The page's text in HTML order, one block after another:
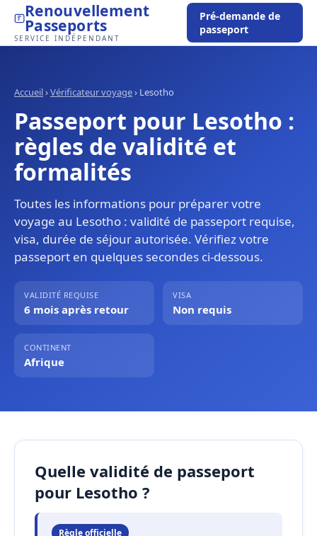
Renouvellement
Passeports
SERVICE INDÉPENDANT
Pré-demande de
passeport
Accueil›Vérificateur voyage› Lesotho
Passeport pour Lesotho :
règles de validité et
formalités
Toutes les informations pour préparer votre
voyage au Lesotho : validité de passeport requise,
visa, durée de séjour autorisée. Vérifiez votre
passeport en quelques secondes ci-dessous.
VALIDITÉ REQUISE
6 mois après retour
VISA
Non requis
CONTINENT
Afrique
Quelle validité de passeport
pour Lesotho ?
Règle officielle